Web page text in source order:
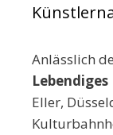
Anlässlich
Eller,